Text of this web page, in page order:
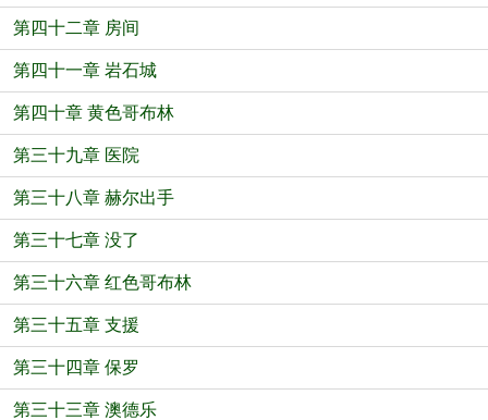
第四十二章 房间
第四十一章 岩石城
第四十章 黄色哥布林
第三十九章 医院
第三十八章 赫尔出手
第三十七章 没了
第三十六章 红色哥布林
第三十五章 支援
第三十四章 保罗
第三十三章 澳德乐